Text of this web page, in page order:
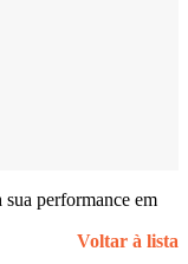
performance em
Voltar à lista